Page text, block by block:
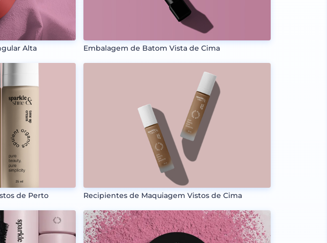
Alta
de Perto
Embalagem de Batom Vista de Cima
Recipientes de Maquiagem Vistos de Cima